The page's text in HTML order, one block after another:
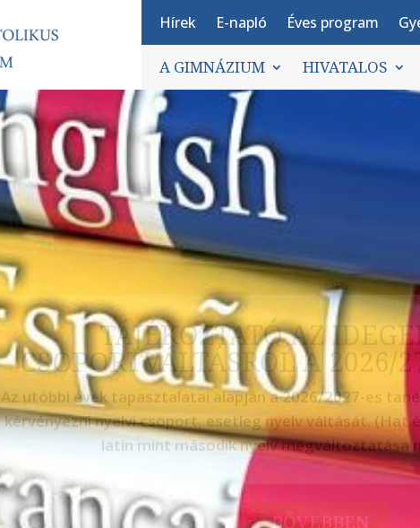
Hírek E-napló Éves program
A GIMNÁZIUM HIVATALOS
TÁJÉKOZTATÓ AZ
CSOPORTVÁLTÁSRÓL A 2026/
Az utóbbi évek tapasztalatai alapján a 2026/2027-es
kérvényezni nyelvi csoport, esetleg nyelv váltását. (Hat
latin mint második nyelv megváltoztatása
BŐVEBBEN